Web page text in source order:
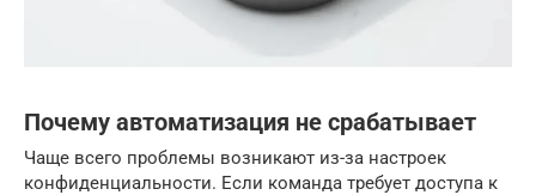
Почему автоматизация не срабатывает
Чаще всего проблемы возникают из-за настроек
конфиденциальности. Если команда требует доступа к